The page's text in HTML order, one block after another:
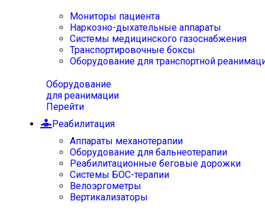
Мониторы пациента
Наркозно-дыхательные аппараты
Системы медицинского газоснабжения
Транспортировочные боксы
Оборудование для транспортной
Оборудование
для реанимации
Перейти
Реабилитация
Аппараты механотерапии
Оборудование для бальнеотерапии
Реабилитационные беговые дорожки
Системы БОС-терапии
Велоэргометры
Вертикализаторы